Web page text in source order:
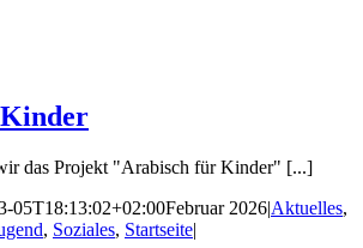
das Projekt "Arabisch für Kinder" [...]
05T18:13:02+02:00Februar 2026|Aktuelles,
, Soziales, Startseite|